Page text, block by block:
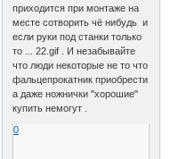
приходится при монтаже на
месте сотворить чё нибудь и
если руки под станки только
то ... 22.gif . И незабывайте
что люди некоторые не то что
фальцепрокатник приобрести
а даже ножнички "хорошие"
купить немогут .
0